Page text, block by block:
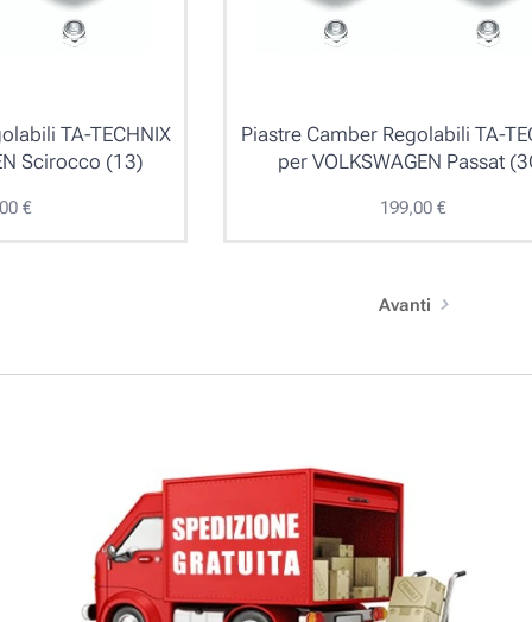
TA-TECHNIX
Scirocco (13)
€
Piastre Camber Regolabili TA-
per VOLKSWAGEN Passat
199,00€
Avanti